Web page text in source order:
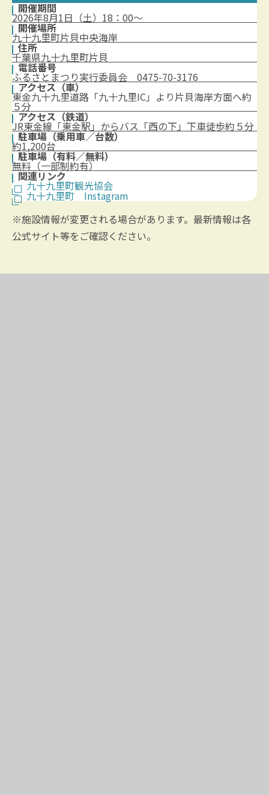
開催期間
2026年8月1日（土）18：00～
開催場所
九十九里町片貝中央海岸
住所
千葉県九十九里町片貝
電話番号
ふるさとまつり実行委員会 0475-70-3176
アクセス（車）
東金九十九里道路「九十九里IC」より片貝海岸方面へ約
５分
アクセス（鉄道）
JR東金線「東金駅」からバス「西の下」下車徒歩約５分
駐車場（乗用車／台数）
約1,200台
駐車場（有料／無料）
無料（一部制約有）
関連リンク
九十九里町観光協会
九十九里町 Instagram
※施設情報が変更される場合があります。最新情報は各
公式サイト等をご確認ください。